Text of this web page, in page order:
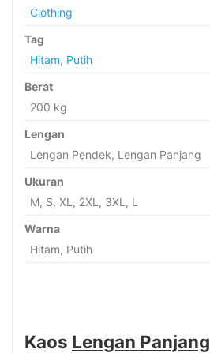
Clothing
Tag
Hitam, Putih
Berat
200 kg
Lengan
Lengan Pendek, Lengan Panjang
Ukuran
M, S, XL, 2XL, 3XL, L
Warna
Hitam, Putih
Kaos Lengan Panjang